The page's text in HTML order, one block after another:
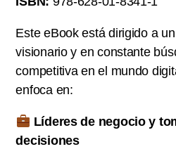
Este eBook está dirigido a
visionario y en constante
competitiva en el mundo
enfoca en:
Líderes de negocio y
decisiones